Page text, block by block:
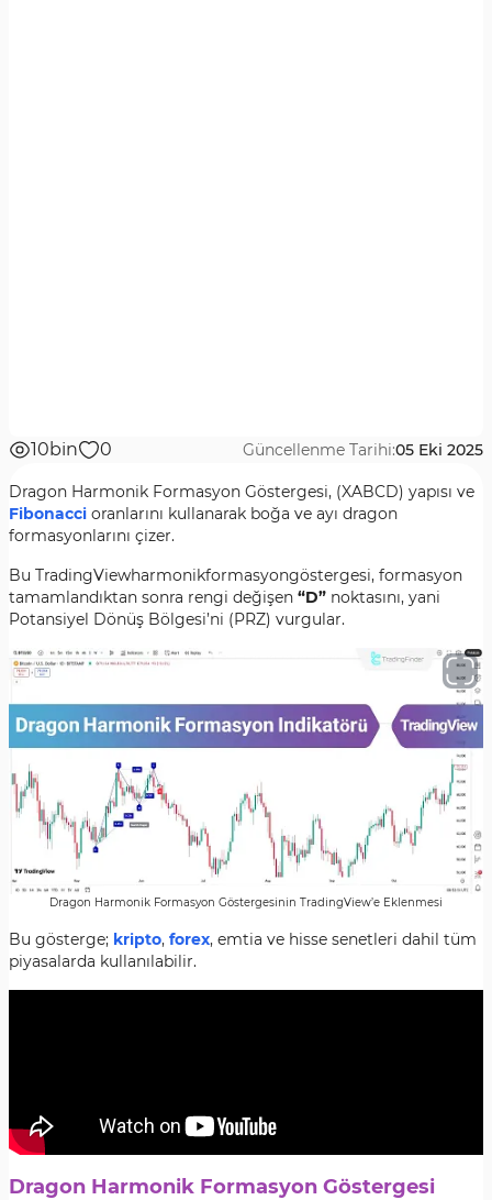
10bin 0 Güncellenme Tarihi:05 Eki 2025
Dragon Harmonik Formasyon Göstergesi, (XABCD) yapısı ve
Fibonacci oranlarını kullanarak boğa ve ayı dragon
formasyonlarını çizer.
Bu TradingViewharmonikformasyongöstergesi, formasyon
tamamlandıktan sonra rengi değişen “D” noktasını, yani
Potansiyel Dönüş Bölgesi’ni (PRZ) vurgular.
Dragon Harmonik Formasyon Göstergesinin TradingView’e Eklenmesi
Bu gösterge; kripto, forex, emtia ve hisse senetleri dahil tüm
piyasalarda kullanılabilir.
Dragon Harmonik Formasyon Göstergesi